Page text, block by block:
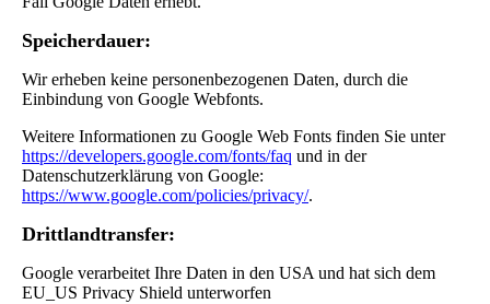
Speicherdauer:
Wir erheben keine personenbezogenen Daten, durch die
Einbindung von Google Webfonts.
Weitere Informationen zu Google Web Fonts finden Sie unter
https://developers.google.com/fonts/faq und in der
Datenschutzerklärung von Google:
https://www.google.com/policies/privacy/.
Drittlandtransfer:
Google verarbeitet Ihre Daten in den USA und hat sich dem
EU_US Privacy Shield unterworfen